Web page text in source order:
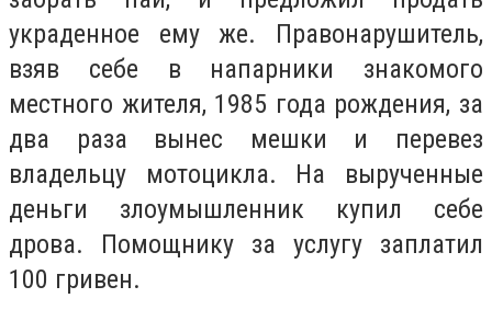
украденное ему же. Правонарушитель,
взяв себе в напарники знакомого
местного жителя, 1985 года рождения, за
два раза вынес мешки и перевез
владельцу мотоцикла. На вырученные
деньги злоумышленник купил себе
дрова. Помощнику за услугу заплатил
100 гривен.